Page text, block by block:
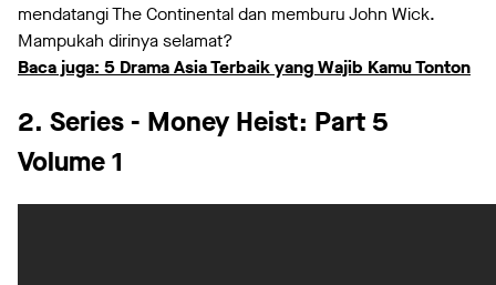
mendatangi The Continental dan memburu John Wick.
Mampukah dirinya selamat?
Baca juga: 5 Drama Asia Terbaik yang Wajib Kamu Tonton
2. Series - Money Heist: Part 5
Volume 1